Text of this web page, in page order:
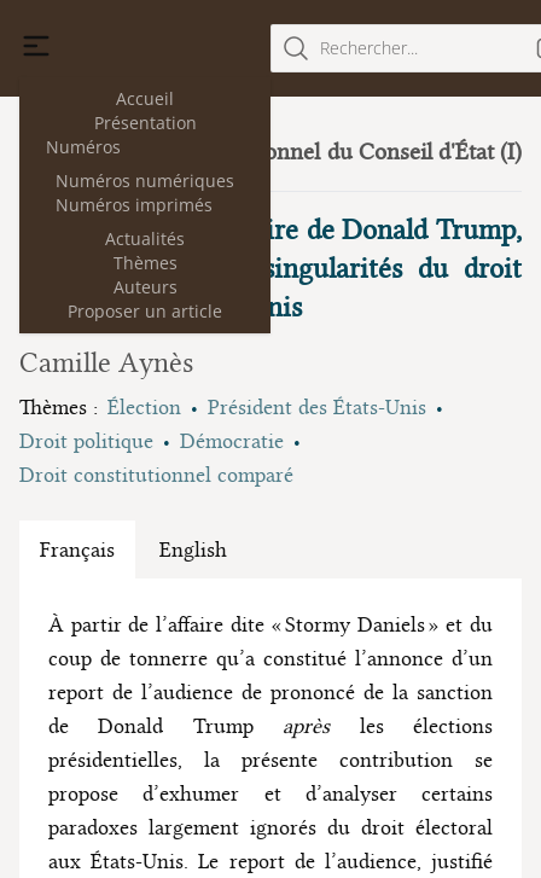
Accueil
Présentation
Numéros
Numéros numériques
Numéros imprimés
Actualités
Thèmes
Auteurs
Proposer un article
Rechercher...
Le droit constitutionnel du Conseil d'État (I)
(juillet 2024)
La chronique judiciaire de Donald Trump,
cas révélateur des singularités du droit
électoral aux États-Unis
Camille Aynès
Thèmes : Élection
Président des États-Unis
Droit politique
Démocratie
Droit constitutionnel comparé
Français English
À partir de l’affaire dite « Stormy Daniels » et du
coup de tonnerre qu’a constitué l’annonce d’un
report de l’audience de prononcé de la sanction
de Donald Trump aprèsles élections
présidentielles, la présente contribution se
propose d’exhumer et d’analyser certains
paradoxes largement ignorés du droit électoral
aux États-Unis. Le report de l’audience, justifié